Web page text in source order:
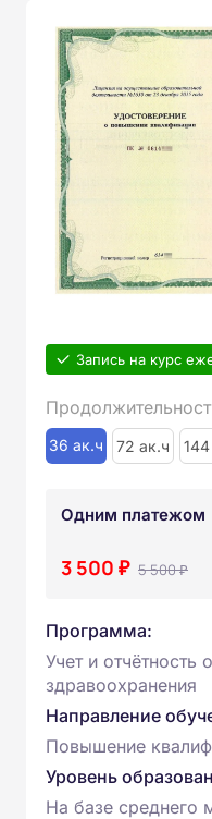
Запись на курс
36 ак.ч 72 ак.ч
Одним платежом
3 500 ₽ 5 500 ₽
Программа:
Учет и отчётность
здравоохранения
Направление
Повышение
Уровень
На базе среднего